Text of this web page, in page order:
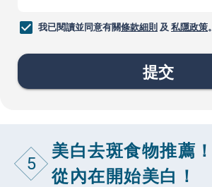
我已閱讀並同意有關條款細則及 私隱政策。
提交
5
美白去斑食物推薦！
從內在開始美白！